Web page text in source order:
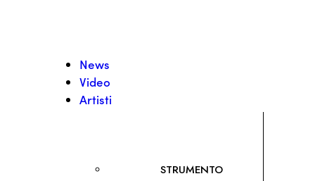
News
Video
Artisti
STRUMENTO